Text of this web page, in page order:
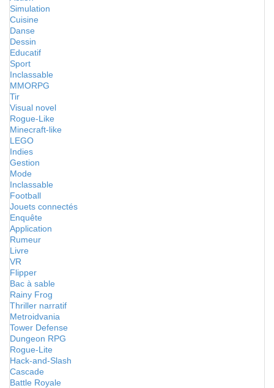
Simulation
Cuisine
Danse
Dessin
Educatif
Sport
Inclassable
MMORPG
Tir
Visual novel
Rogue-Like
Minecraft-like
LEGO
Indies
Gestion
Mode
Inclassable
Football
Jouets connectés
Enquête
Application
Rumeur
Livre
VR
Flipper
Bac à sable
Rainy Frog
Thriller narratif
Metroidvania
Tower Defense
Dungeon RPG
Rogue-Lite
Hack-and-Slash
Cascade
Battle Royale